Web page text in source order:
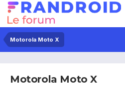
Motorola Moto X
Motorola Moto X